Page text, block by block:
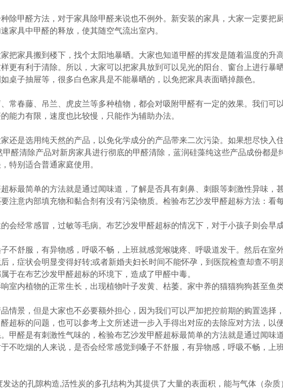
除甲醛方法，对于家具除甲醛来说也不例外。新安装的家具，大家一定要把
家具中甲醛的释放，使其随空气流出室内。
把家具搬到楼下，找个太阳地暴晒。大家也知道甲醛的挥发是随着温度的升
更有利于清除。所以，大家可以把家具放到可以见光的阳台、窗台上进行暴
桌子抽屉等，很多白色家具是不能暴晒的，以免把家具表面晒掉颜色。
常春藤、吊兰、虎皮兰等多种植物，都会对吸附甲醛有一定的效果。我们可
能力有限，速度也比较慢，只能作为辅助办法。
还是选用纯天然的产品，以免化学成分的产品带来二次污染。如果想尽快入
醛清除产品对新房家具进行彻底的甲醛清除，蓝润硅藻纯这些产品成份都是
特别适合普通家庭使用。
标最简单的方法就是通过闻味道，了解是否具有刺鼻、刺眼等刺激性异味，
注意内部填充物和黏合剂有没有污染物质。检验布艺沙发甲醛超标方法：看
会经常感冒，过敏等毛病。布艺沙发甲醛超标的情况下，对于小孩子则会早
不舒服，有异物感，呼吸不畅，上班就感觉喉咙疼、呼吸道发干。然后在室
，症状会明显变得好转;或者新婚夫妇长时间不能怀孕，到医院检查却查不明
于在布艺沙发甲醛超标的环境下，造成了甲醛中毒。
室内植物的正常生长，出现植物叶子发黄、枯萎。家中养的猫猫狗狗甚至鱼
情景，但是大家也不必要额外担心，因为我们可以严加把控前期的购置选择
超标的问题，也可以参考上文所述进一步入手得出对应的去除应对方法，以
甲醛是有刺激性气味的，检验布艺沙发甲醛超标最简单的方法就是通过闻味
不吃烟的人来说，是否会经常感觉到嗓子不舒服，有异物感，呼吸不畅，上
达的孔隙构造,活性炭的多孔结构为其提供了大量的表面积，能与气体（杂